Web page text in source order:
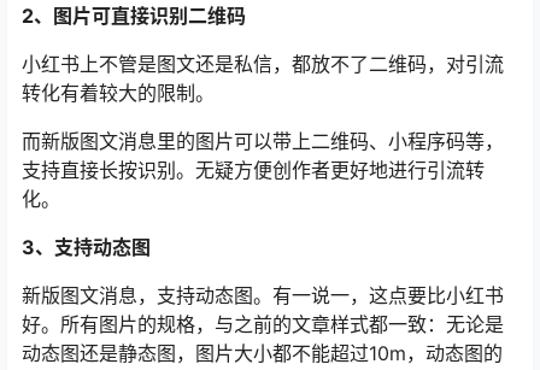
2、图片可直接识别二维码
小红书上不管是图文还是私信，都放不了二维码，对引流
转化有着较大的限制。
而新版图文消息里的图片可以带上二维码、小程序码等，
支持直接长按识别。无疑方便创作者更好地进行引流转
化。
3、支持动态图
新版图文消息，支持动态图。有一说一，这点要比小红书
好。所有图片的规格，与之前的文章样式都一致：无论是
动态图还是静态图，图片大小都不能超过10m，动态图的